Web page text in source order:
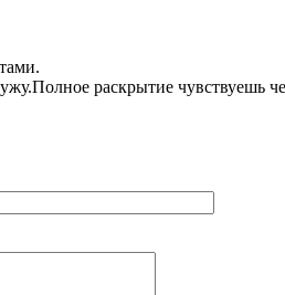
раскрытие чувствуешь